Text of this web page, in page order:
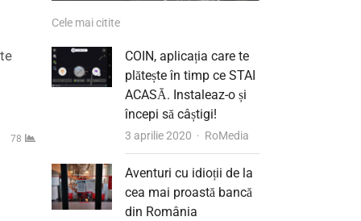
78
Cele mai citite
COIN, aplicația care te
plătește în timp ce STAI
ACASĂ. Instaleaz-o și
începi să câștigi!
3 aprilie 2020 Author
RoMedia
Aventuri cu idioții de la
cea mai proastă bancă
din România